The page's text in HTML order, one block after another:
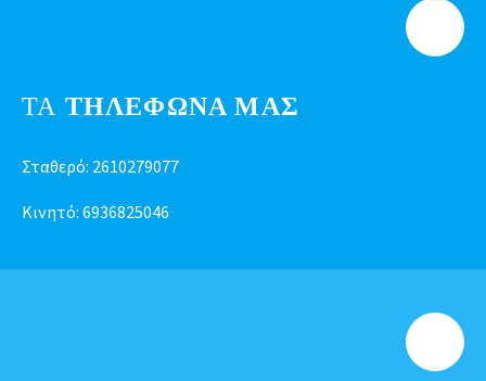
ΤΑ ΤΗΛΕΦΩΝΑ ΜΑΣ
Σταθερό: 2610279077
Κινητό: 6936825046